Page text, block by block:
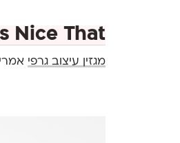
Nice That
מגזין עיצוב גרפי